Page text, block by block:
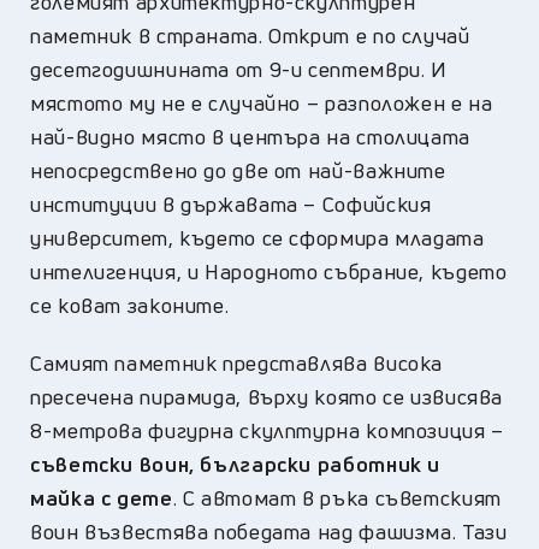
паметник в страната. Открит е по случай
десетгодишнината от 9-и септември. И
мястото му не е случайно – разположен е на
най-видно място в центъра на столицата
непосредствено до две от най-важните
институции в държавата – Софийския
университет, където се сформира младата
интелигенция, и Народното събрание, където
се коват законите.
Самият паметник представлява висока
пресечена пирамида, върху която се извисява
8-метрова фигурна скулптурна композиция –
съветски воин, български работник и
майка с дете. С автомат в ръка съветският
воин възвестява победата над фашизма. Тази